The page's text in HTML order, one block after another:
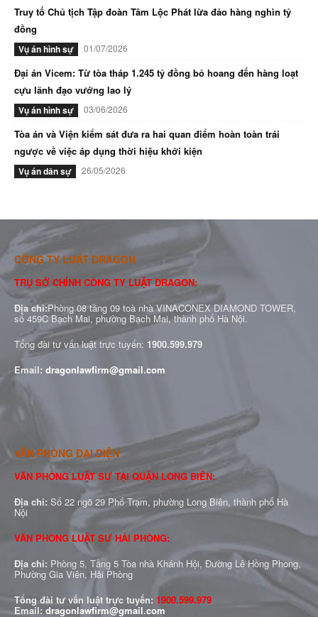
Truy tố Chủ tịch Tập đoàn Tâm Lộc Phát lừa đảo hàng nghìn tỷ
đồng
Vụ án hình sự 01/07/2026
Đại án Vicem: Từ tòa tháp 1.245 tỷ đồng bỏ hoang đến hàng loạt
cựu lãnh đạo vướng lao lý
Vụ án hình sự 03/06/2026
Tòa án và Viện kiểm sát đưa ra hai quan điểm hoàn toàn trái
ngược về việc áp dụng thời hiệu khởi kiện
Vụ án dân sự 26/05/2026
CÔNG TY LUẬT DRAGON
TRỤ SỞ CHÍNH CÔNG TY LUẬT DRAGON:
Địa chỉ:Phòng 08 tầng 09 toà nhà VINACONEX DIAMOND TOWER,
số 459C Bạch Mai, phường Bạch Mai, thành phố Hà Nội.
Tổng đài tư vấn luật trực tuyến: 1900.599.979
Email: dragonlawfirm@gmail.com
VĂN PHÒNG ĐẠI DIỆN
VĂN PHÒNG LUẬT SƯ TẠI QUẬN LONG BIÊN:
Địa chỉ: Số 22 ngõ 29 Phố Trạm, phường Long Biên, thành phố Hà
Nội
VĂN PHÒNG LUẬT SƯ HẢI PHÒNG:
Địa chỉ: Phòng 5, Tầng 5 Tòa nhà Khánh Hội, Đường Lê Hồng Phong,
Phường Gia Viên, Hải Phòng
Tổng đài tư vấn luật trực tuyến: 1900.599.979
Email: dragonlawfirm@gmail.com